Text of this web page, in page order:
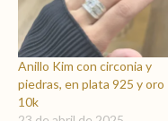
Anillo Kim con circonia y
piedras, en plata 925 y oro
10k